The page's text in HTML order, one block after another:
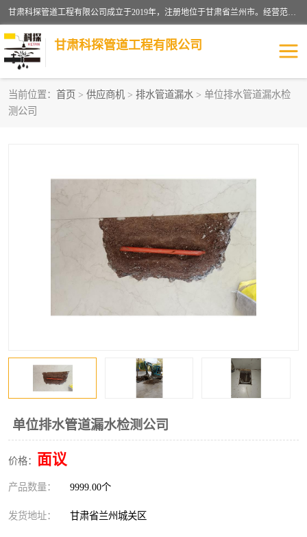
甘肃科探管道工程有限公司成立于2019年，注册地位于甘肃省兰州市。经营范围包括管道安装、清洗、疏通、维修、检测，防水工程，工程钻孔，化粪池清理，暖气安装，给排水管道安装维修，室内外管道如消防、供水、供热管道漏水检测定位，室内外防水堵漏等。
甘肃科探管道工程有限公司
当前位置： 首页 > 供应商机 > 排水管道漏水 > 单位排水管道漏水检
测公司
单位排水管道漏水检测公司
价格： 面议
产品数量： 9999.00个
发货地址： 甘肃省兰州城关区
管道安装维修
自来水管漏水 管道疏通